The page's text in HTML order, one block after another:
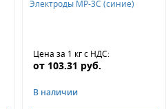
Электроды МР-3С (синие)
Цена за 1 кгс НДС:
от 103.31 руб.
В наличии